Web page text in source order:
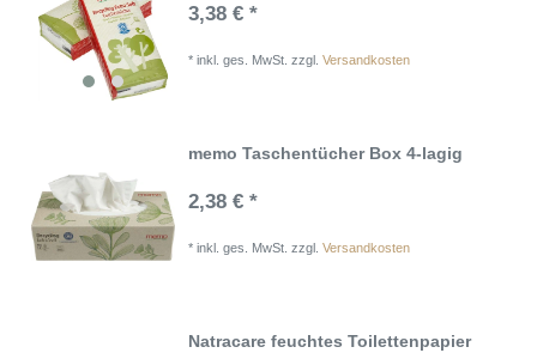
3,38 € *
*inkl. ges. MwSt. zzgl.Versandkosten
memo Taschentücher Box 4-lagig
2,38 € *
*inkl. ges. MwSt. zzgl.Versandkosten
Natracare feuchtes Toilettenpapier